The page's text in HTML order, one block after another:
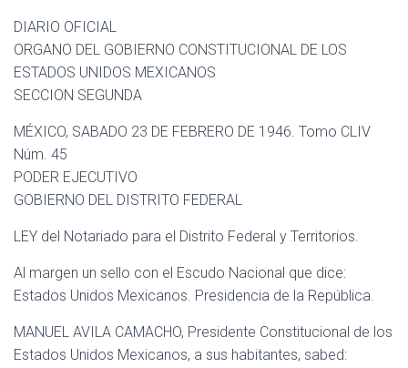
DIARIO OFICIAL
ORGANO DEL GOBIERNO CONSTITUCIONAL DE LOS
ESTADOS UNIDOS MEXICANOS
SECCION SEGUNDA
MÉXICO, SABADO 23 DE FEBRERO DE 1946. Tomo CLIV
Núm. 45
PODER EJECUTIVO
GOBIERNO DEL DISTRITO FEDERAL
LEY del Notariado para el Distrito Federal y Territorios.
Al margen un sello con el Escudo Nacional que dice:
Estados Unidos Mexicanos. Presidencia de la República.
MANUEL AVILA CAMACHO, Presidente Constitucional de los
Estados Unidos Mexicanos, a sus habitantes, sabed: